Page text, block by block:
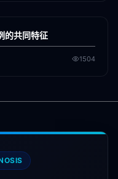
的共同特征
1504